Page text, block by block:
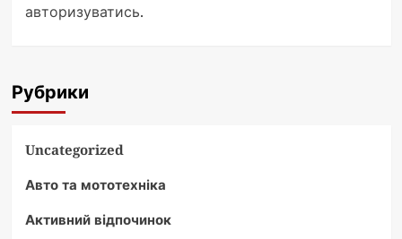
авторизуватись.
Рубрики
Uncategorized
Авто та мототехніка
Активний відпочинок